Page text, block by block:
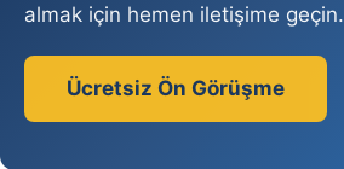
almak için hemen iletişime geçin.
Ücretsiz Ön Görüşme